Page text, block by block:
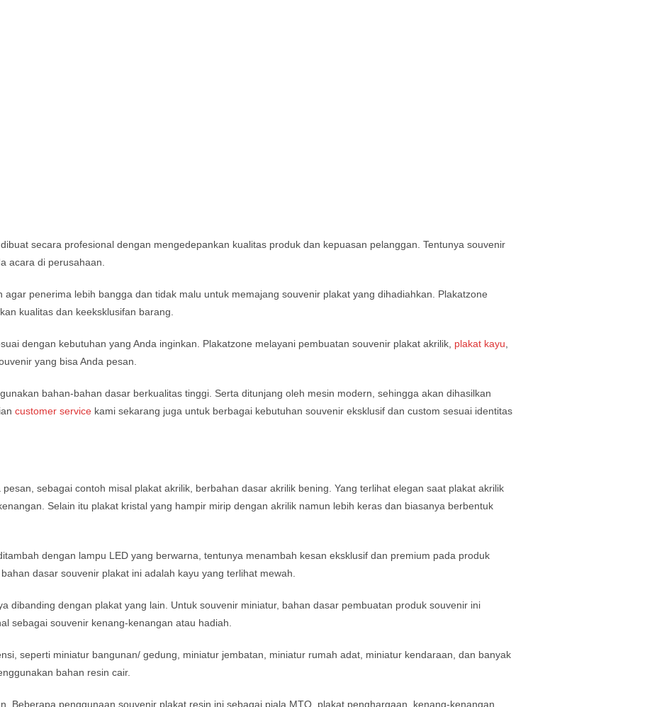
secara profesional dengan mengedepankan kualitas produk dan kepuasan pelanggan. Tentunya souvenir
acara di perusahaan.
penerima lebih bangga dan tidak malu untuk memajang souvenir plakat yang dihadiahkan. Plakatzone
kualitas dan keeksklusifan barang.
dengan kebutuhan yang Anda inginkan. Plakatzone melayani pembuatan souvenir plakat akrilik, plakat kayu
yang bisa Anda pesan.
bahan-bahan dasar berkualitas tinggi. Serta ditunjang oleh mesin modern, sehingga akan dihasilkan
customer service kami sekarang juga untuk berbagai kebutuhan souvenir eksklusif dan custom sesuai identitas
sebagai contoh misal plakat akrilik, berbahan dasar akrilik bening. Yang terlihat elegan saat plakat akrilik
Selain itu plakat kristal yang hampir mirip dengan akrilik namun lebih keras dan biasanya berbentuk
dengan lampu LED yang berwarna, tentunya menambah kesan eksklusif dan premium pada produk
dasar souvenir plakat ini adalah kayu yang terlihat mewah.
dibanding dengan plakat yang lain. Untuk souvenir miniatur, bahan dasar pembuatan produk souvenir ini
sebagai souvenir kenang-kenangan atau hadiah.
seperti miniatur bangunan/ gedung, miniatur jembatan, miniatur rumah adat, miniatur kendaraan, dan banyak
bahan resin cair.
Beberapa penggunaan souvenir plakat resin ini sebagai piala MTQ, plakat penghargaan, kenang-kenangan,